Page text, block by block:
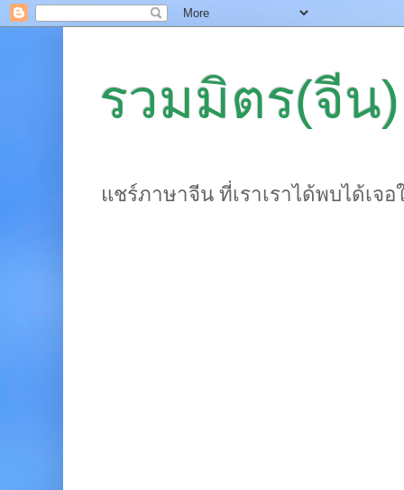
รวมมิตร(จีน)
แชร์ภาษาจีน ที่เราเราได้พบได้เจ